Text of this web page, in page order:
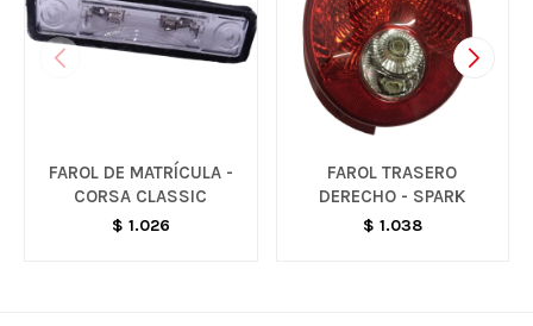
FAROL DE MATRÍCULA -
CORSA CLASSIC
$ 1.026
FAROL TRASERO
DERECHO - SPARK
$ 1.038